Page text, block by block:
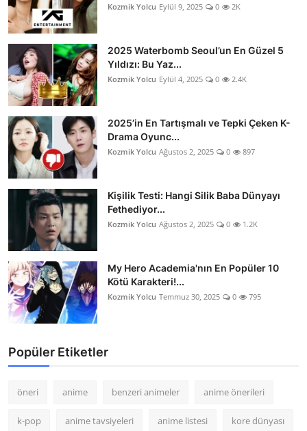
Kozmik Yolcu Eylül 9, 2025 0 2K
2025 Waterbomb Seoul’un En Güzel 5
Yıldızı: Bu Yaz...
Kozmik Yolcu Eylül 4, 2025 0 2.4K
2025’in En Tartışmalı ve Tepki Çeken K-
Drama Oyunc...
Kozmik Yolcu Ağustos 2, 2025 0 897
Kişilik Testi: Hangi Silik Baba Dünyayı
Fethediyor...
Kozmik Yolcu Ağustos 2, 2025 0 1.2K
My Hero Academia'nın En Popüler 10
Kötü Karakteri!...
Kozmik Yolcu Temmuz 30, 2025 0 795
Popüler Etiketler
öneri anime benzeri animeler anime önerileri
k-pop anime tavsiyeleri anime listesi kore dünyası